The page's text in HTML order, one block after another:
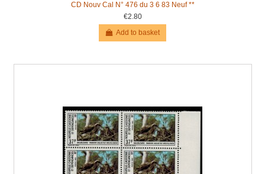
CD Nouv Cal N° 476 du 3 6 83 Neuf **
€2.80
Add to basket